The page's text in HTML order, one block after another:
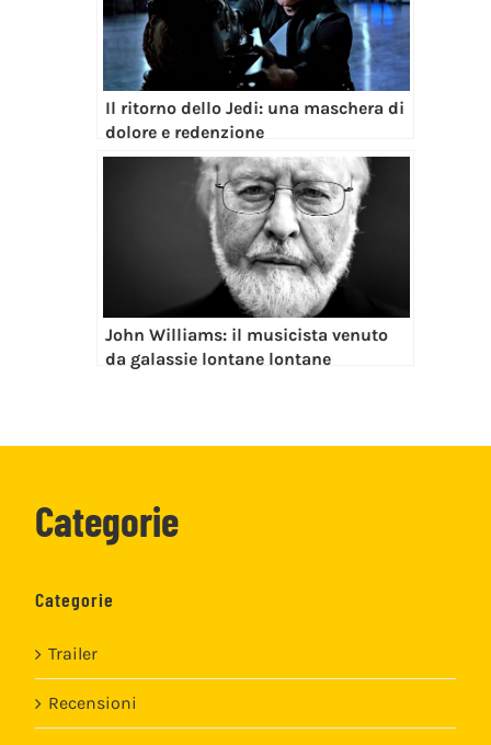
Il ritorno dello Jedi: una maschera di
dolore e redenzione
John Williams: il musicista venuto
da galassie lontane lontane
Categorie
Categorie
Trailer
Recensioni